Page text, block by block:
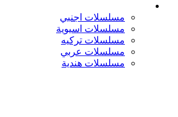
مسلسلات اجنبي
مسلسلات اسيوية
مسلسلات تركيه
مسلسلات عربي
مسلسلات هندية